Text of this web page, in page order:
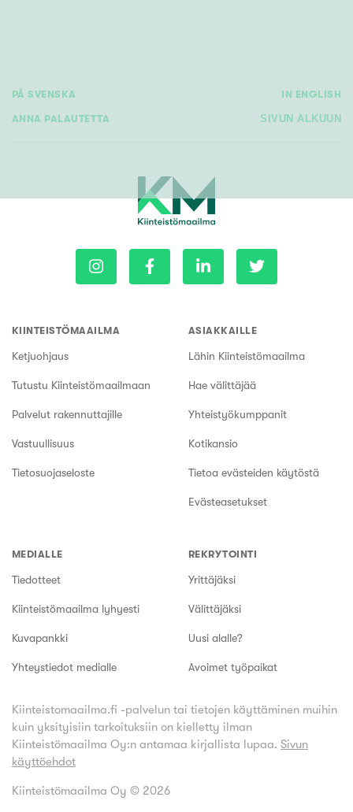
PÅ SVENSKA IN ENGLISH
ANNA PALAUTETTA SIVUN ALKUUN
KIINTEISTÖMAAILMA
Ketjuohjaus
Tutustu Kiinteistömaailmaan
Palvelut rakennuttajille
Vastuullisuus
Tietosuojaseloste
ASIAKKAILLE
Lähin Kiinteistömaailma
Hae välittäjää
Yhteistyökumppanit
Kotikansio
Tietoa evästeiden käytöstä
Evästeasetukset
MEDIALLE
Tiedotteet
Kiinteistömaailma lyhyesti
Kuvapankki
Yhteystiedot medialle
REKRYTOINTI
Yrittäjäksi
Välittäjäksi
Uusi alalle?
Avoimet työpaikat
Kiinteistomaailma.fi -palvelun tai tietojen käyttäminen muihin
kuin yksityisiin tarkoituksiin on kielletty ilman
Kiinteistömaailma Oy:n antamaa kirjallista lupaa. Sivun
käyttöehdot
Kiinteistömaailma Oy © 2026